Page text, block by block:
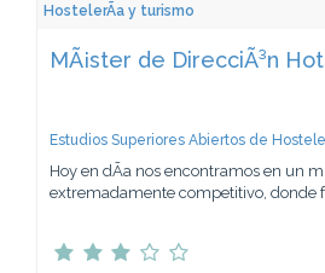
HostelerÃ­a y turismo
MÃ¡ster de DirecciÃ³n
Estudios Superiores Abiertos de
Hoy en dÃ­a nos encontramos en un
extremadamente competitivo, donde